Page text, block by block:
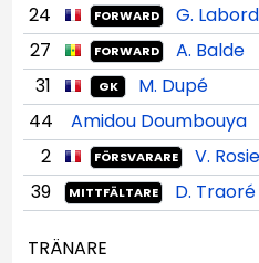
24 FORWARD G.
27 FORWARD A. Balde
31 GK
M. Dupé
44
Amidou Doumbouya
2
FÖRSVARARE
V.
39
MITTFÄLTARE D. Traoré
TRÄNARE